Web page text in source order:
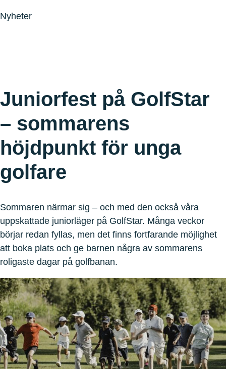
Nyheter
Juniorfest på GolfStar
– sommarens
höjdpunkt för unga
golfare
Sommaren närmar sig – och med den också våra
uppskattade juniorläger på GolfStar. Många veckor
börjar redan fyllas, men det finns fortfarande möjlighet
att boka plats och ge barnen några av sommarens
roligaste dagar på golfbanan.